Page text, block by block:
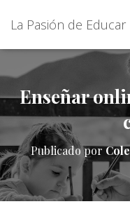
La Pasión de Educar
Enseñar
Publicado por